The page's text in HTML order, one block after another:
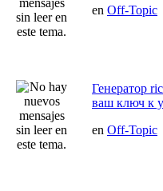
en Off-Topic
Генератор
ваш ключ к
en Off-Topic